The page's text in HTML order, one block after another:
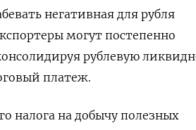
негативная для рубля
могут постепенно
рублевую
платеж.
налога на добычу полезных